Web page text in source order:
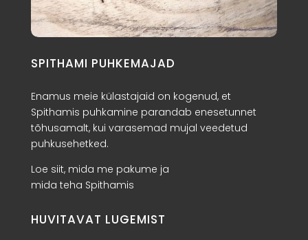
SPITHAMI PUHKEMAJAD
Enamus meie külastajaid on kogenud, et
Spithamis puhkamine parandab enesetunnet
tõhusamalt, kui varasemad mujal veedetud
puhkusehetked.
Loe siit, mida me pakume ja
mida teha Spithamis
HUVITAVAT LUGEMIST